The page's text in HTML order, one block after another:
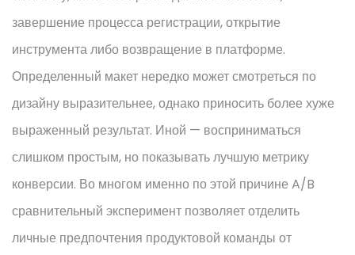
завершение процесса регистрации, открытие
инструмента либо возвращение в платформе.
Определенный макет нередко может смотреться по
дизайну выразительнее, однако приносить более хуже
выраженный результат. Иной — восприниматься
слишком простым, но показывать лучшую метрику
конверсии. Во многом именно по этой причине A/B
сравнительный эксперимент позволяет отделить
личные предпочтения продуктовой команды от